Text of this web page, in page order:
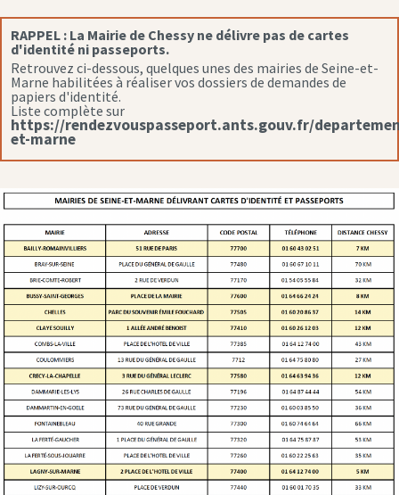
RAPPEL : La Mairie de Chessy ne délivre pas de cartes
d'identité ni passeports.
Retrouvez ci-dessous, quelques unes des mairies de Seine-et-
Marne habilitées à réaliser vos dossiers de demandes de
papiers d'identité.
Liste complète sur
https://rendezvouspasseport.ants.gouv.fr/
et-marne